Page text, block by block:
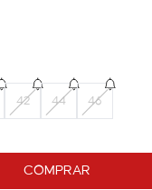
COMPRAR
42 44 46